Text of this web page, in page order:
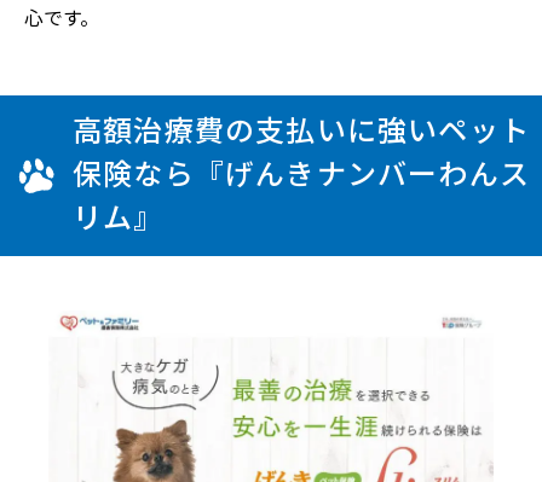
心です。
高額治療費の支払いに強いペット
保険なら『げんきナンバーわんス
リム』